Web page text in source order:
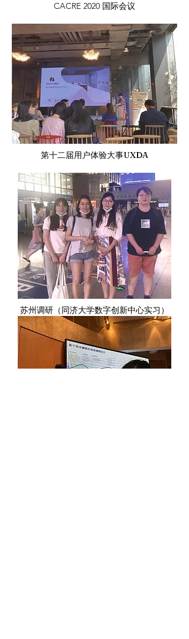
CACRE 2020 国际会议
​第十二届用户体验大事UXDA
苏州调研（同济大学数字创新中心实习）